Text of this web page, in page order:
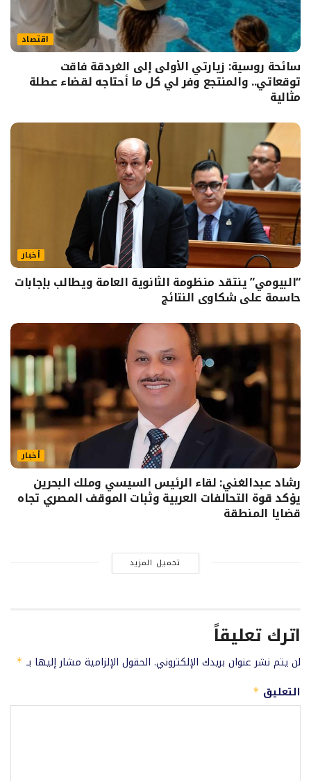
اقتصاد
سائحة روسية: زيارتي الأولى إلى الغردقة فاقت
توقعاتي.. والمنتجع وفر لي كل ما أحتاجه لقضاء عطلة
مثالية
أخبار
“البيومي” ينتقد منظومة الثانوية العامة ويطالب بإجابات
حاسمة على شكاوى النتائج
أخبار
رشاد عبدالغني: لقاء الرئيس السيسي وملك البحرين
يؤكد قوة التحالفات العربية وثبات الموقف المصري تجاه
قضايا المنطقة
تحميل المزيد
اترك تعليقاً
لن يتم نشر عنوان بريدك الإلكتروني. الحقول الإلزامية مشار إليها بـ *
التعليق *